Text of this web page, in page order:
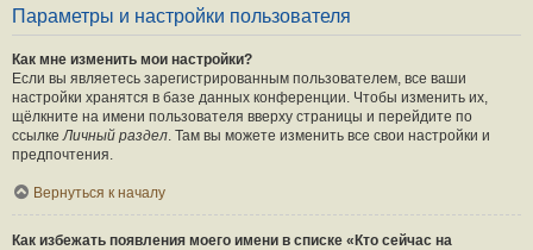
Параметры и настройки пользователя
Как мне изменить мои настройки?
Если вы являетесь зарегистрированным пользователем, все ваши
настройки хранятся в базе данных конференции. Чтобы изменить их,
щёлкните на имени пользователя вверху страницы и перейдите по
ссылкеЛичный раздел. Там вы можете изменить все свои настройки и
предпочтения.
Вернуться к началу
Как избежать появления моего имени в списке «Кто сейчас на